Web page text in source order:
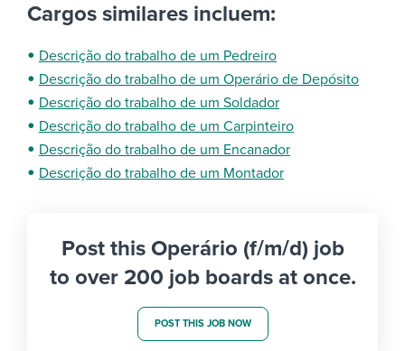
Cargos similares incluem:
Descrição do trabalho de um Pedreiro
Descrição do trabalho de um Operário de Depósito
Descrição do trabalho de um Soldador
Descrição do trabalho de um Carpinteiro
Descrição do trabalho de um Encanador
Descrição do trabalho de um Montador
Post this Operário (f/m/d) job
to over 200 job boards at once.
POST THIS JOB NOW